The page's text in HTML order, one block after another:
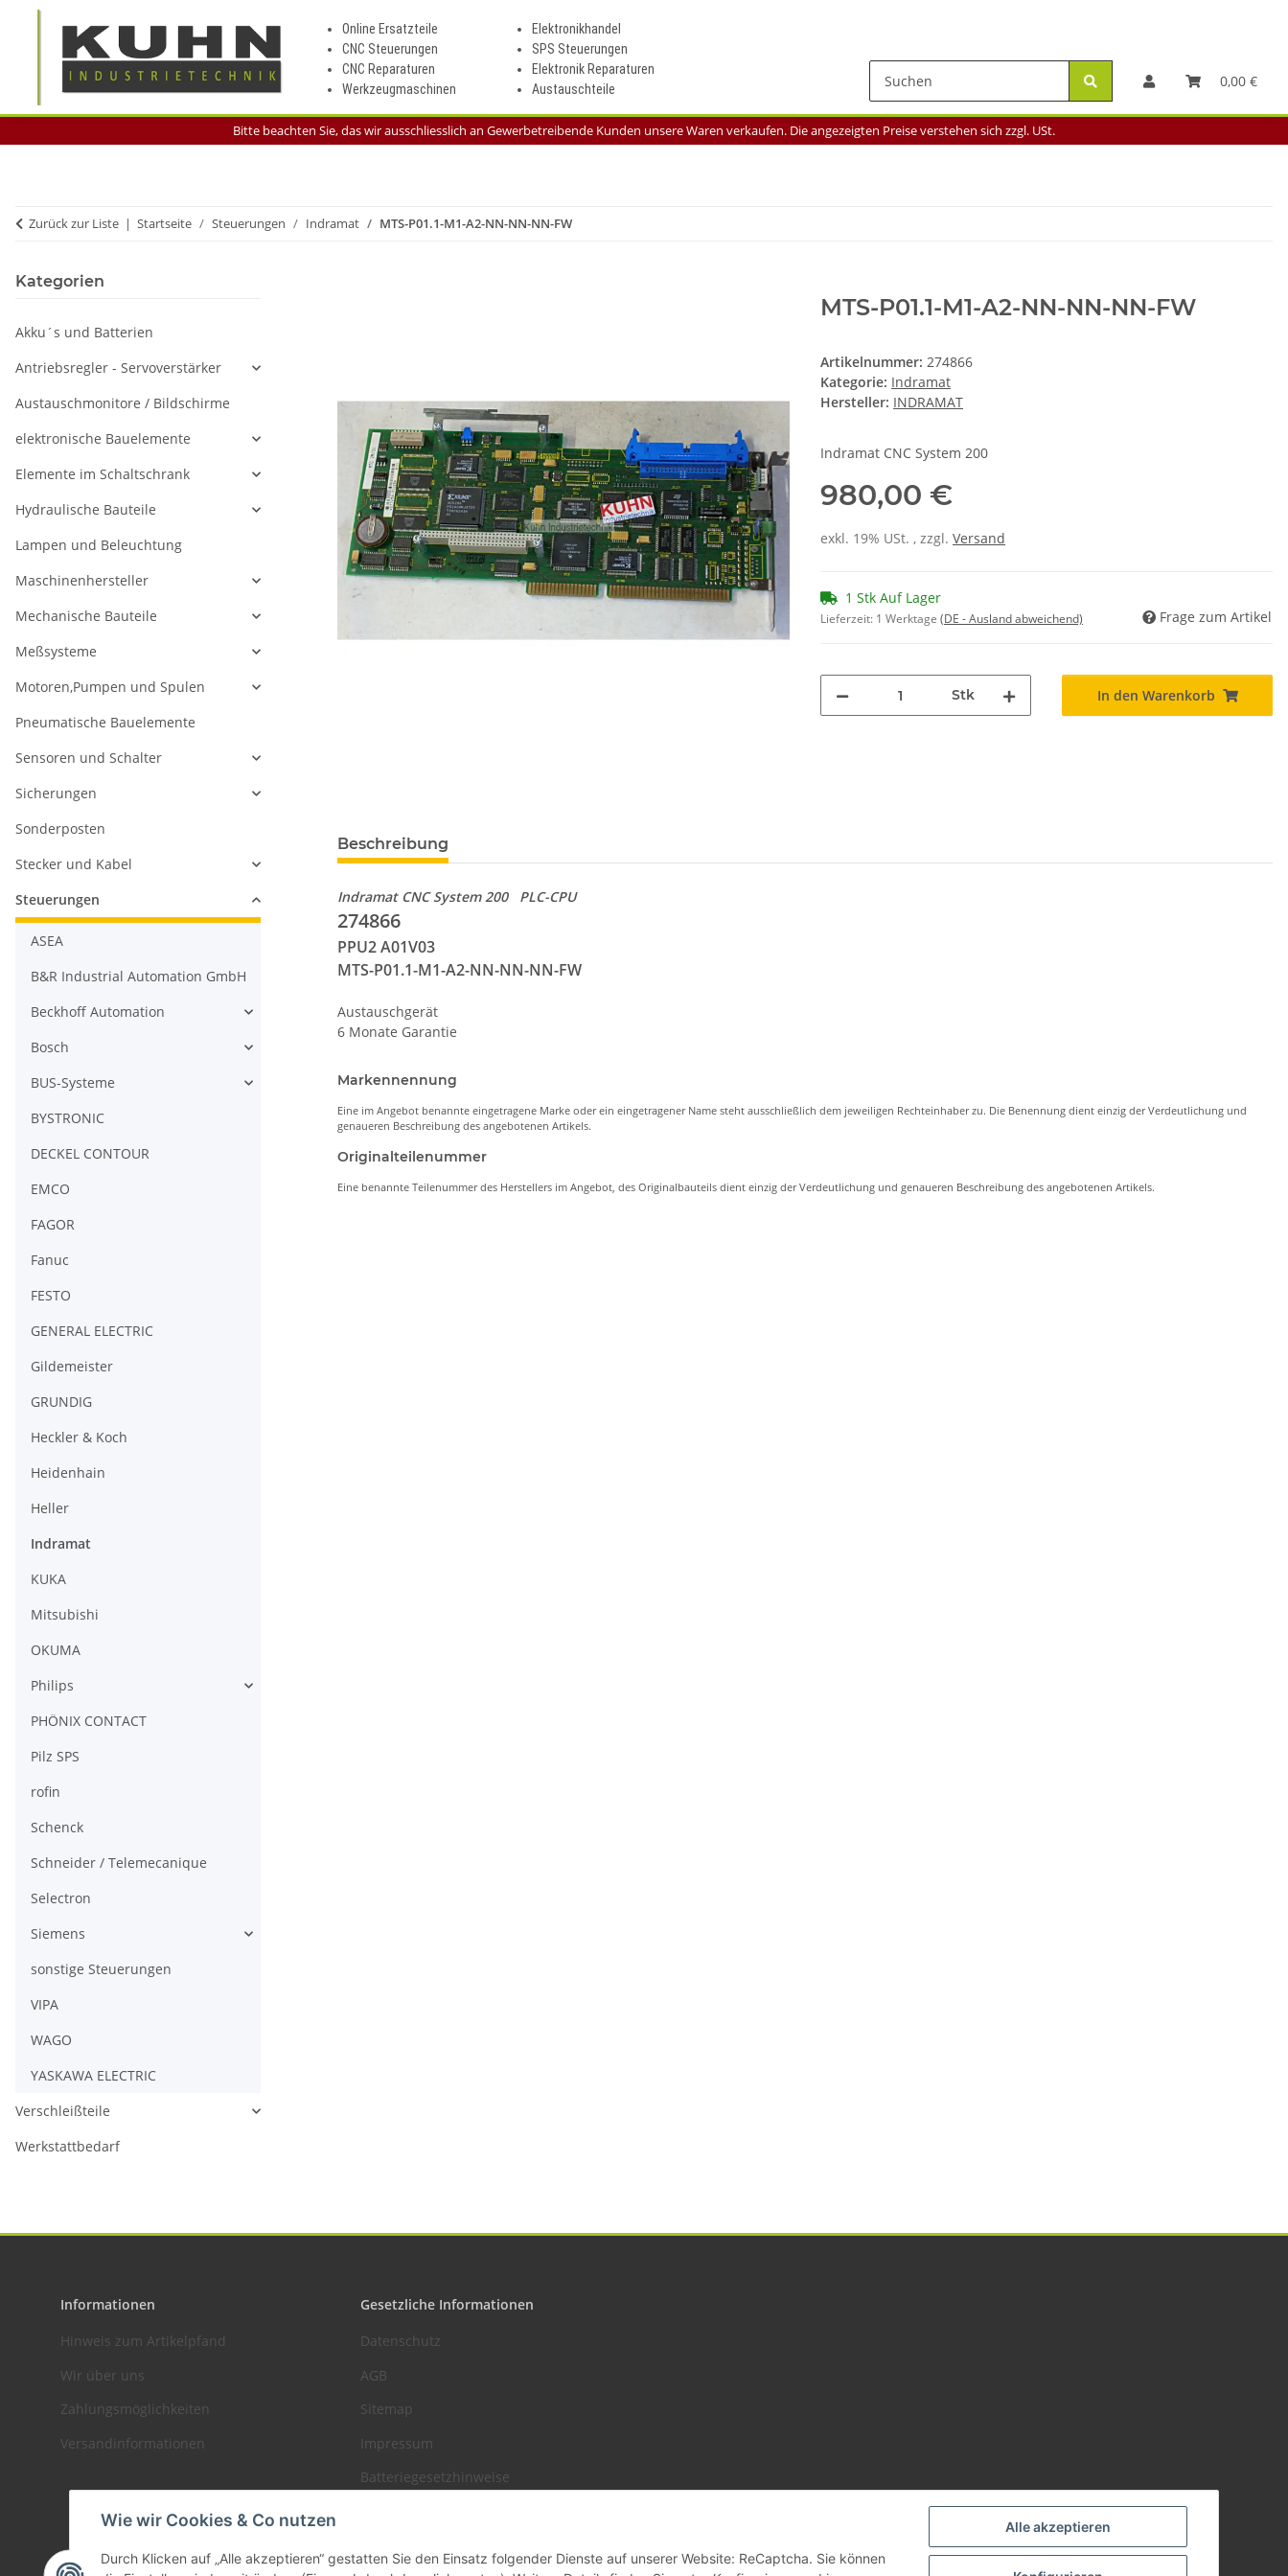
Alle akzeptieren
Wie wir Cookies & Co nutzen
Durch Klicken auf „Alle akzeptieren“ gestatten Sie den Einsatz folgender Dienste auf unserer Website: ReCaptcha. Sie können
Online Ersatzteile
CNC Steuerungen
CNC Reparaturen
Werkzeugmaschinen
Elektronikhandel
SPS Steuerungen
Elektronik Reparaturen
Austauschteile
0,00 €
Bitte beachten Sie, das wir ausschliesslich an Gewerbetreibende Kunden unsere Waren verkaufen. Die angezeigten Preise verstehen sich zzgl. USt.
Zurück zur Liste Startseite Steuerungen Indramat MTS-P01.1-M1-A2-NN-NN-NN-FW
MTS-P01.1-M1-A2-NN-NN-NN-FW
Artikelnummer: 274866
Kategorie: Indramat
Hersteller: INDRAMAT
Indramat CNC System 200
980,00 €
exkl. 19% USt. , zzgl. Versand
1 Stk Auf Lager
Lieferzeit: 1 Werktage (DE - Ausland abweichend) Frage zum Artikel
Stk In den Warenkorb
Beschreibung
Indramat CNC System 200 PLC-CPU
274866
PPU2 A01V03
MTS-P01.1-M1-A2-NN-NN-NN-FW
Austauschgerät
6 Monate Garantie
Markennennung
Eine im Angebot benannte eingetragene Marke oder ein eingetragener Name steht ausschließlich dem jeweiligen Rechteinhaber zu. Die Benennung dient einzig der Verdeutlichung und
genaueren Beschreibung des angebotenen Artikels.
Originalteilenummer
Eine benannte Teilenummer des Herstellers im Angebot, des Originalbauteils dient einzig der Verdeutlichung und genaueren Beschreibung des angebotenen Artikels.
Kategorien
Akku´s und Batterien
Antriebsregler - Servoverstärker
Austauschmonitore / Bildschirme
elektronische Bauelemente
Elemente im Schaltschrank
Hydraulische Bauteile
Lampen und Beleuchtung
Maschinenhersteller
Mechanische Bauteile
Meßsysteme
Motoren,Pumpen und Spulen
Pneumatische Bauelemente
Sensoren und Schalter
Sicherungen
Sonderposten
Stecker und Kabel
Steuerungen
ASEA
B&R Industrial Automation GmbH
Beckhoff Automation
Bosch
BUS-Systeme
BYSTRONIC
DECKEL CONTOUR
EMCO
FAGOR
Fanuc
FESTO
GENERAL ELECTRIC
Gildemeister
GRUNDIG
Heckler & Koch
Heidenhain
Heller
Indramat
KUKA
Mitsubishi
OKUMA
Philips
PHÖNIX CONTACT
Pilz SPS
rofin
Schenck
Schneider / Telemecanique
Selectron
Siemens
sonstige Steuerungen
VIPA
WAGO
YASKAWA ELECTRIC
Verschleißteile
Werkstattbedarf
Informationen
Hinweis zum Artikelpfand
Wir über uns
Zahlungsmöglichkeiten
Versandinformationen
Gesetzliche Informationen
Datenschutz
AGB
Sitemap
Impressum
Batteriegesetzhinweise